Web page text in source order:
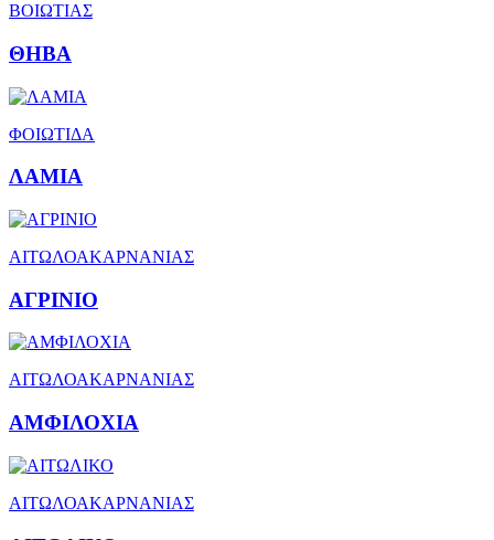
ΒΟΙΩΤΙΑΣ
ΘΗΒΑ
ΦΟΙΩΤΙΔΑ
ΛΑΜΙΑ
ΑΙΤΩΛΟΑΚΑΡΝΑΝΙΑΣ
ΑΓΡΙΝΙΟ
ΑΙΤΩΛΟΑΚΑΡΝΑΝΙΑΣ
ΑΜΦΙΛΟΧΙΑ
ΑΙΤΩΛΟΑΚΑΡΝΑΝΙΑΣ